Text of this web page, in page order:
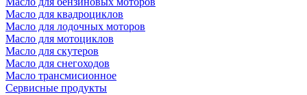
Масло для квадроциклов
Масло для лодочных моторов
Масло для мотоциклов
Масло для скутеров
Масло для снегоходов
Масло трансмисионное
Сервисные продукты